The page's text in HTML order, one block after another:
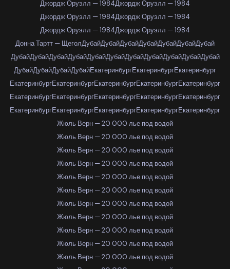
Джордж Оруэлл — 1984Джордж Оруэлл — 1984
Джордж Оруэлл — 1984Джордж Оруэлл — 1984
Джордж Оруэлл — 1984Джордж Оруэлл — 1984
Донна Тартт — ЩеголДубайДубайДубайДубайДубайДубайДубай
ДубайДубайДубайДубайДубайДубайДубайДубайДубайДубайДубай
ДубайДубайДубайДубайЕкатеринбургЕкатеринбургЕкатеринбург
ЕкатеринбургЕкатеринбургЕкатеринбургЕкатеринбургЕкатеринбург
ЕкатеринбургЕкатеринбургЕкатеринбургЕкатеринбургЕкатеринбург
ЕкатеринбургЕкатеринбургЕкатеринбургЕкатеринбургЕкатеринбург
Жюль Верн — 20 000 лье под водой
Жюль Верн — 20 000 лье под водой
Жюль Верн — 20 000 лье под водой
Жюль Верн — 20 000 лье под водой
Жюль Верн — 20 000 лье под водой
Жюль Верн — 20 000 лье под водой
Жюль Верн — 20 000 лье под водой
Жюль Верн — 20 000 лье под водой
Жюль Верн — 20 000 лье под водой
Жюль Верн — 20 000 лье под водой
Жюль Верн — 20 000 лье под водой